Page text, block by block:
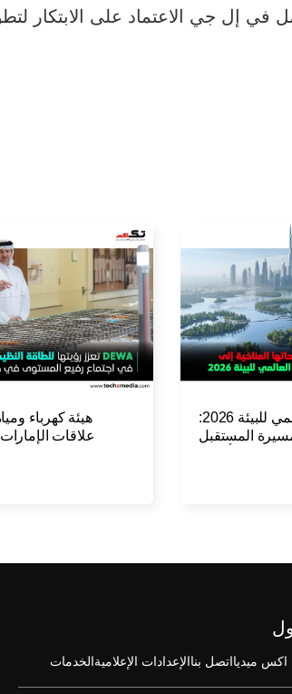
في إل جي الاعتماد على الابتكار
اليوم العالمي للبيئة 2026:
المستقبل
هيئة كهرباء
علاقات
اكس ميديااتصل بناالإعدادات الإعلاميةالخدمات